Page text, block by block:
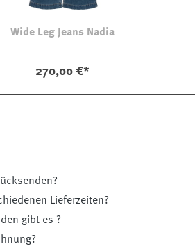
Wide Leg Jeans Nadia
270,00 €*
Lieferzeiten?
gibt es ?